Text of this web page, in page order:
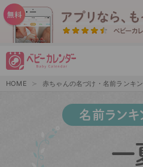
HOME 赤ちゃんの名づけ・名前ランキ
名前ランキ
一